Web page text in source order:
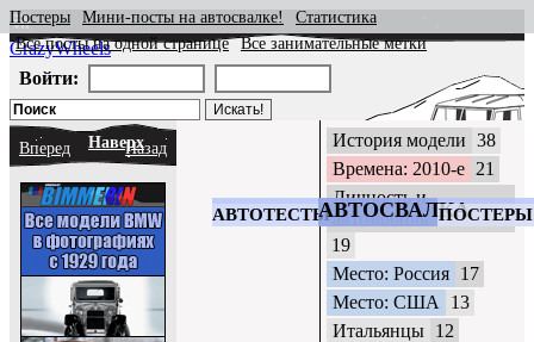
CrazyWheels
АВТОТЕСТЫАВТОСВАЛКАПОСТЕРЫ
Постеры Мини-посты на автосвалке!
Статистика
Все посты на одной странице
Все занимательные метки
Войти:
Вперед НаверхНазад История модели 38
Времена: 2010-е 21
Личность и
автомобиль
19
Место: Россия 17
Место: США
13
Итальянцы 12